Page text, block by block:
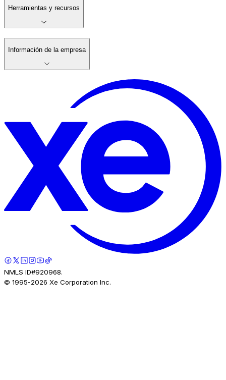
Herramientas y recursos
Información de la empresa
NMLS ID#920968.
© 1995-2026 Xe Corporation Inc.